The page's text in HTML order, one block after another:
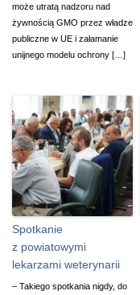
może utratą nadzoru nad
żywnością GMO przez władze
publiczne w UE i załamanie
unijnego modelu ochrony […]
Spotkanie
z powiatowymi
lekarzami weterynarii
– Takiego spotkania nigdy, do